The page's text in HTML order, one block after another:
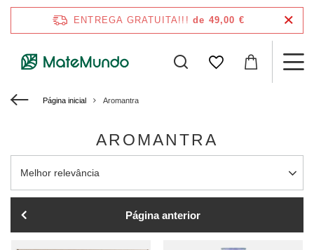
ENTREGA GRATUITA!!! de 49,00 €
Página inicial Aromantra
AROMANTRA
Alterar a ordenação
Melhor relevância
Página anterior